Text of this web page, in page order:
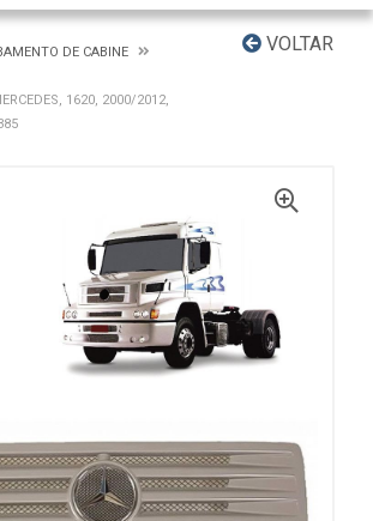
VOLTAR
DE CABINE
1620, 2000/2012,